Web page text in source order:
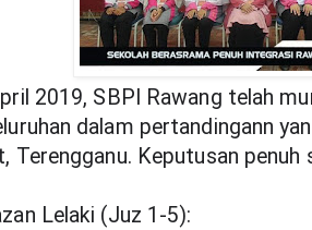
2019, SBPI Rawang telah
dalam pertandingann
Terengganu. Keputusan
Lelaki (Juz 1-5):